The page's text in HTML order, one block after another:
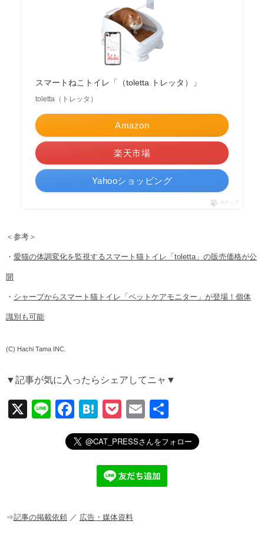
スマートねこトイレ「（toletta トレッタ）」
toletta（トレッタ）
Amazon
楽天市場
Yahooショッピング
ポチップ
＜参考＞
・ 愛猫の体調変化を監視するスマート猫トイレ「toletta」の販売価格が公
開
・ シャープからスマート猫トイレ「ペットケアモニター」が登場！個体
識別も可能
(C) Hachi Tama INC.
▼記事が気に入ったらシェアしてニャ▼
X
Li
F
a
c
o
H
at
e
n
a
P
o
ck
et
E
m
ail
有
⇒記事の掲載依頼 ／ 広告・媒体資料